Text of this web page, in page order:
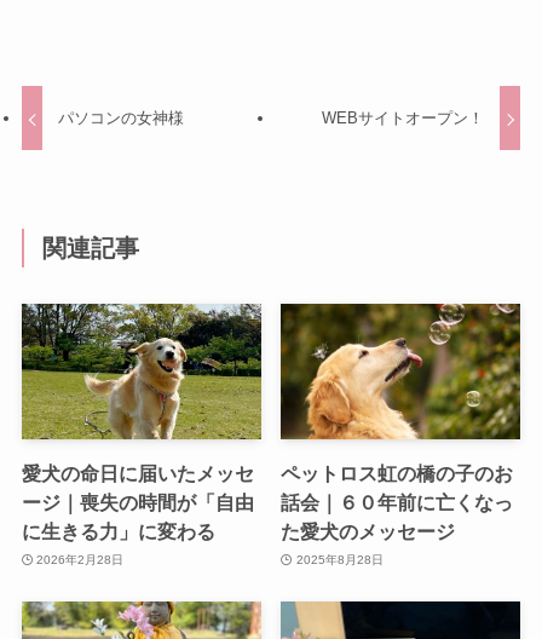
パソコンの女神様 WEBサイトオープン！
関連記事
愛犬の命日に届いたメッセ
ージ｜喪失の時間が「自由
に生きる力」に変わる
2026年2月28日
ペットロス虹の橋の子のお
話会｜６０年前に亡くなっ
た愛犬のメッセージ
2025年8月28日